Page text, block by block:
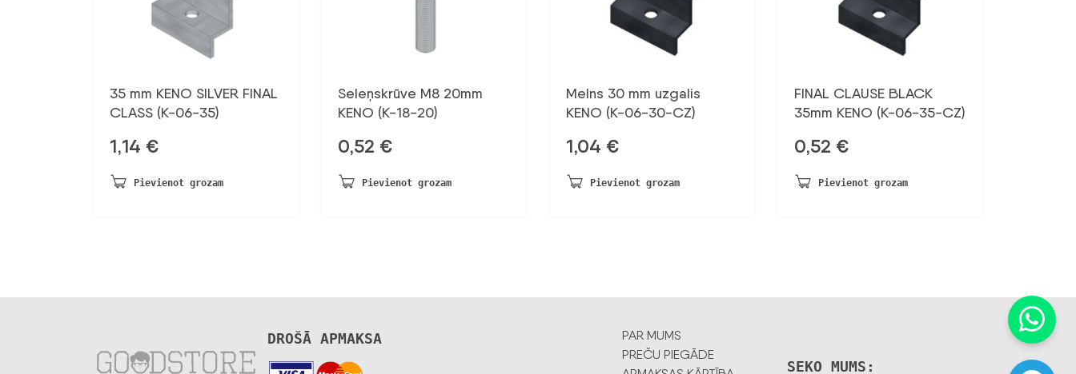
35 mm KENO SILVER FINAL
CLASS (K-06-35)
1,14 €
Pievienot grozam
Seleņskrūve M8 20mm
KENO (K-18-20)
0,52 €
Pievienot grozam
Melns 30 mm uzgalis
KENO (K-06-30-CZ)
1,04 €
Pievienot grozam
FINAL CLAUSE BLACK
35mm KENO (K-06-35-CZ)
0,52 €
Pievienot grozam
DROŠĀ APMAKSA
PAR MUMS
PREČU PIEGĀDE
SEKO MUMS: